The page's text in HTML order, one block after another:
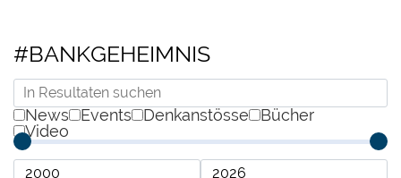
#BANKGEHEIMNIS
News Events Denkanstösse
Bücher
Video